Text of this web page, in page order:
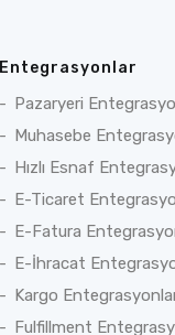
Entegrasyonlar
Pazaryeri
Muhasebe
Hızlı Esnaf
E-Ticaret
E-Fatura
E-İhracat
Kargo
Fulfillment